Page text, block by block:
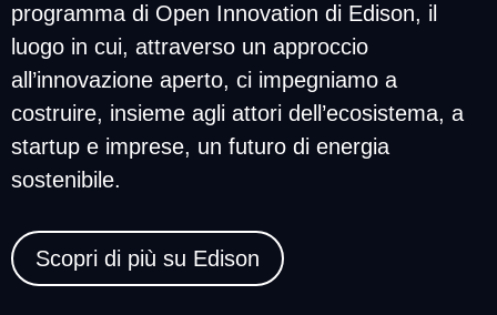
programma di Open Innovation di Edison, il
luogo in cui, attraverso un approccio
all’innovazione aperto, ci impegniamo a
costruire, insieme agli attori dell’ecosistema, a
startup e imprese, un futuro di energia
sostenibile.
Scopri di più su Edison